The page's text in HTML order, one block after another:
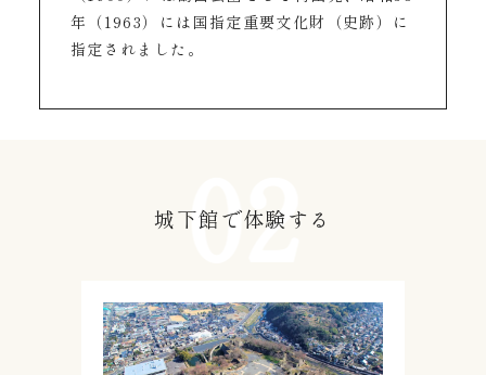
年（1963）には国指定重要文化財（史跡）に
指定されました。
城下館で体験する